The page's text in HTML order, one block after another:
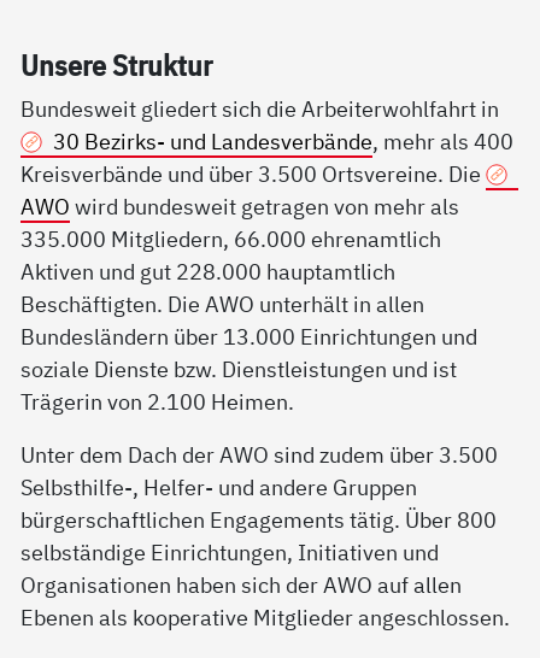
Un­se­re Struk­tur
Bundesweit gliedert sich die Arbeiterwohlfahrt in
30 Bezirks- und Landesverbände, mehr als 400
Kreisverbände und über 3.500 Ortsvereine. Die
AWO wird bundesweit getragen von mehr als
335.000 Mitgliedern, 66.000 ehrenamtlich
Aktiven und gut 228.000 hauptamtlich
Beschäftigten. Die AWO unterhält in allen
Bundesländern über 13.000 Einrichtungen und
soziale Dienste bzw. Dienstleistungen und ist
Trägerin von 2.100 Heimen.
Unter dem Dach der AWO sind zudem über 3.500
Selbsthilfe-, Helfer- und andere Gruppen
bürgerschaftlichen Engagements tätig. Über 800
selbständige Einrichtungen, Initiativen und
Organisationen haben sich der AWO auf allen
Ebenen als kooperative Mitglieder angeschlossen.